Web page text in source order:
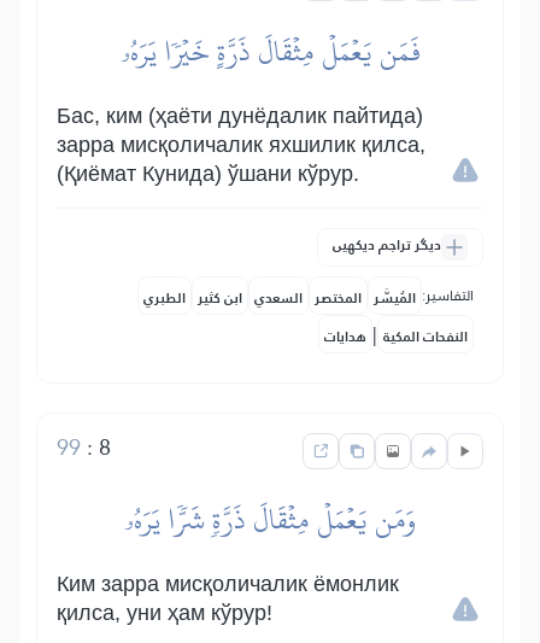
فَمَن يَعۡمَلۡ مِثۡقَالَ ذَرَّةٍ خَيۡرٗا يَرَهُۥ
Бас, ким (ҳаёти дунёдалик пайтида)
зарра мисқоличалик яхшилик қилса,
(Қиёмат Кунида) ўшани кўрур.
دیگر تراجم دیکھیں
التفاسير: المُيسَّر المختصر السعدي ابن كثير الطبري
النفحات المكية | هدايات
8
:
99
وَمَن يَعۡمَلۡ مِثۡقَالَ ذَرَّةٖ شَرّٗا يَرَهُۥ
Ким зарра мисқоличалик ёмонлик
қилса, уни ҳам кўрур!